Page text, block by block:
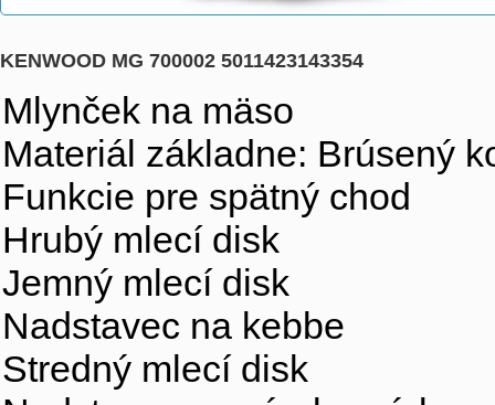
KENWOOD MG 700002 5011423143354
Mlynček na mäso
Materiál základne: Brúsený
Funkcie pre spätný chod
Hrubý mlecí disk
Jemný mlecí disk
Nadstavec na kebbe
Stredný mlecí disk